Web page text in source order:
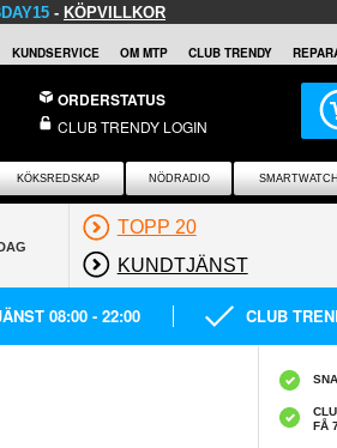
- KÖPVILLKOR
KUNDSERVICE OM MTP CLUB TRENDY
ORDERSTATUS
CLUB TRENDY LOGIN
KÖKSREDSKAP NÖDRADIO SMARTWATCH
TOPP 20
KUNDTJÄNST
08:00 - 22:00 CLUB
FÅ